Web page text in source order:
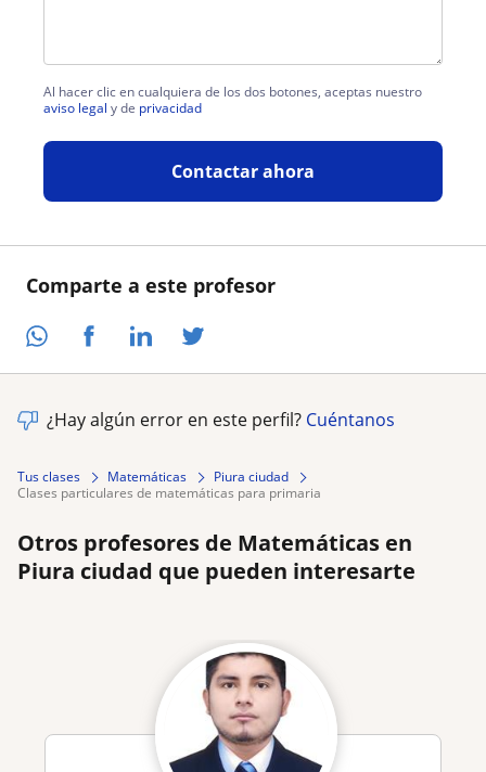
Comparte a este profesor
Al hacer clic en cualquiera de los dos botones, aceptas nuestro
aviso legal y de privacidad
Contactar ahora
¿Hay algún error en este perfil? Cuéntanos
Tus clases Matemáticas
Piura ciudad
clases particulares de matemáticas para primaria
Otros profesores de Matemáticas en
Piura ciudad que pueden interesarte